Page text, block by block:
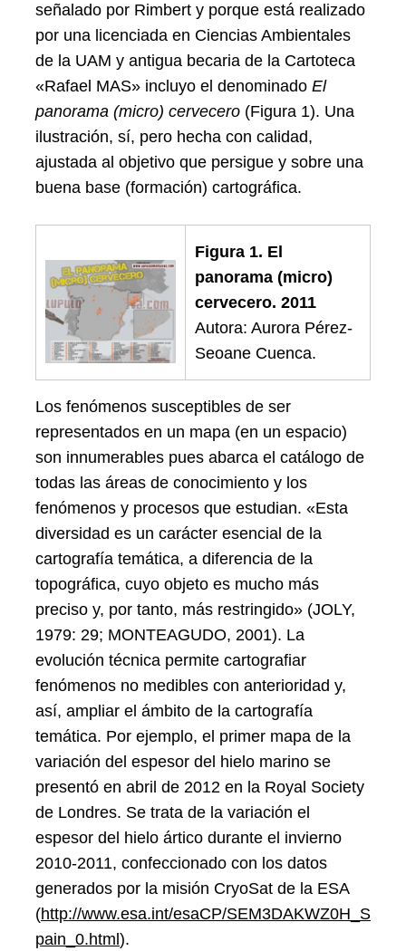
señalado por Rimbert y porque está realizado
por una licenciada en Ciencias Ambientales
de la UAM y antigua becaria de la Cartoteca
«Rafael MAS» incluyo el denominado El
panorama (micro) cervecero (Figura 1). Una
ilustración, sí, pero hecha con calidad,
ajustada al objetivo que persigue y sobre una
buena base (formación) cartográfica.
Figura 1. El
panorama (micro)
cervecero. 2011
Autora: Aurora Pérez-
Seoane Cuenca.
Los fenómenos susceptibles de ser
representados en un mapa (en un espacio)
son innumerables pues abarca el catálogo de
todas las áreas de conocimiento y los
fenómenos y procesos que estudian. «Esta
diversidad es un carácter esencial de la
cartografía temática, a diferencia de la
topográfica, cuyo objeto es mucho más
preciso y, por tanto, más restringido» (JOLY,
1979: 29; MONTEAGUDO, 2001). La
evolución técnica permite cartografiar
fenómenos no medibles con anterioridad y,
así, ampliar el ámbito de la cartografía
temática. Por ejemplo, el primer mapa de la
variación del espesor del hielo marino se
presentó en abril de 2012 en la Royal Society
de Londres. Se trata de la variación el
espesor del hielo ártico durante el invierno
2010-2011, confeccionado con los datos
generados por la misión CryoSat de la ESA
(http://www.esa.int/esaCP/SEM3DAKWZ0H_S
pain_0.html).